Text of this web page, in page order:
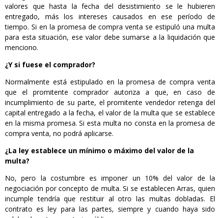
valores que hasta la fecha del desistimiento se le hubieren
entregado, más los intereses causados en ese período de
tiempo. Si en la promesa de compra venta se estipuló una multa
para esta situación, ese valor debe sumarse a la liquidación que
menciono.
¿Y si fuese el comprador?
Normalmente está estipulado en la promesa de compra venta
que el promitente comprador autoriza a que, en caso de
incumplimiento de su parte, el promitente vendedor retenga del
capital entregado a la fecha, el valor de la multa que se establece
en la misma promesa. Si esta multa no consta en la promesa de
compra venta, no podrá aplicarse.
¿La ley establece un mínimo o máximo del valor de la
multa?
No, pero la costumbre es imponer un 10% del valor de la
negociación por concepto de multa. Si se establecen Arras, quien
incumple tendría que restituir al otro las multas dobladas. El
contrato es ley para las partes, siempre y cuando haya sido